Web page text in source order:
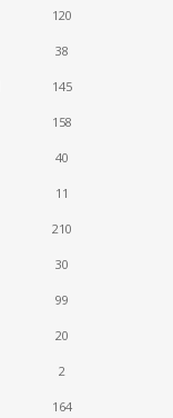
120
38
145
158
40
11
210
30
99
20
2
164